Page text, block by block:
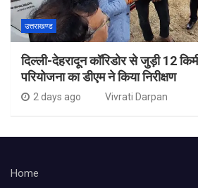
उत्तराखण्ड
दिल्ली-देहरादून कॉरिडोर से जुड़ी 12
परियोजना का डीएम ने किया निरीक्षण
2 days ago Vivrati Darpan
Home